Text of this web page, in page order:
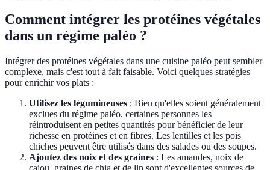
Comment intégrer les protéines végétales
dans un régime paléo ?
Intégrer des protéines végétales dans une cuisine paléo peut sembler
complexe, mais c'est tout à fait faisable. Voici quelques stratégies
pour enrichir vos plats :
Utilisez les légumineuses : Bien qu'elles soient généralement
exclues du régime paléo, certaines personnes les
réintroduisent en petites quantités pour bénéficier de leur
richesse en protéines et en fibres. Les lentilles et les pois
chiches peuvent être utilisés dans des salades ou des soupes.
Ajoutez des noix et des graines : Les amandes, noix de
cajou, graines de chia et de lin sont d'excellentes sources de